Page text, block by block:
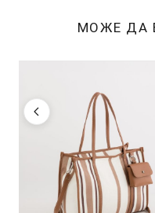
МОЖЕ ДА